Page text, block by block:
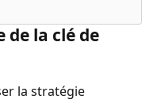
la clé de
la stratégie